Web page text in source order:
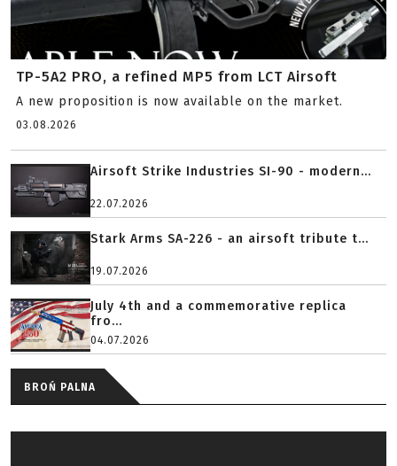
TP-5A2 PRO, a refined MP5 from LCT Airsoft
A new proposition is now available on the market.
03.08.2026
Airsoft Strike Industries SI-90 - modern...
22.07.2026
Stark Arms SA-226 - an airsoft tribute t...
19.07.2026
July 4th and a commemorative replica
fro...
04.07.2026
BROŃ PALNA